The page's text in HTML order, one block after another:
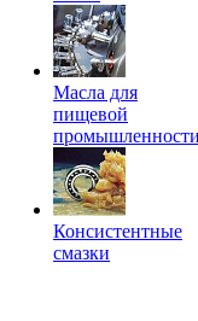
Масла для
пищевой
Консистентные
смазки